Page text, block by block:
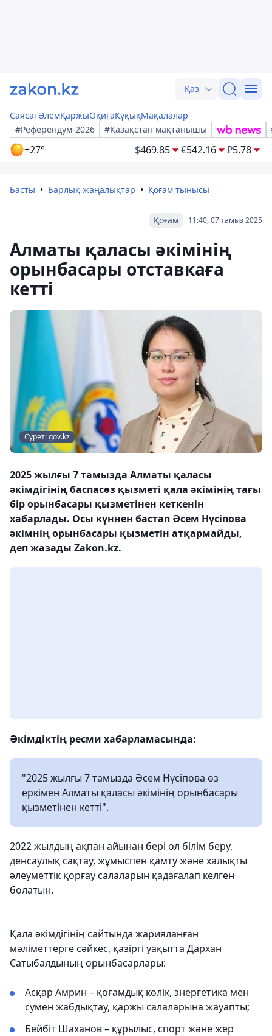
Қаз
СаясатӘлемҚаржыОқиғаҚұқықМақалалар
#Референдум-2026
#Қазақстан мақтанышы
+27° $469.85 €542.16 ₽5.78
Басты Барлық жаңалықтар Қоғам тынысы
11:40, 07 тамыз 2025
Қоғам
Алматы қаласы әкімінің
орынбасары отставкаға
кетті
Сурет: gov.kz
2025 жылғы 7 тамызда Алматы қаласы
әкімдігінің баспасөз қызметі қала әкімінің тағы
бір орынбасары қызметінен кеткенін
хабарлады. Осы күннен бастап Әсем Нүсіпова
әкімнің орынбасары қызметін атқармайды,
деп жазады Zakon.kz.
Әкімдіктің ресми хабарламасында:
"2025 жылғы 7 тамызда Әсем Нүсіпова өз
еркімен Алматы қаласы әкімінің орынбасары
қызметінен кетті".
2022 жылдың ақпан айынан бері ол білім беру,
денсаулық сақтау, жұмыспен қамту және халықты
әлеуметтік қорғау салаларын қадағалап келген
болатын.
Қала әкімдігінің сайтында жарияланған
мәліметтерге сәйкес, қазіргі уақытта Дархан
Сатыбалдының орынбасарлары:
Асқар Амрин – қоғамдық көлік, энергетика мен
сумен жабдықтау, қаржы салаларына жауапты;
Бейбіт Шаханов – құрылыс, спорт және жер